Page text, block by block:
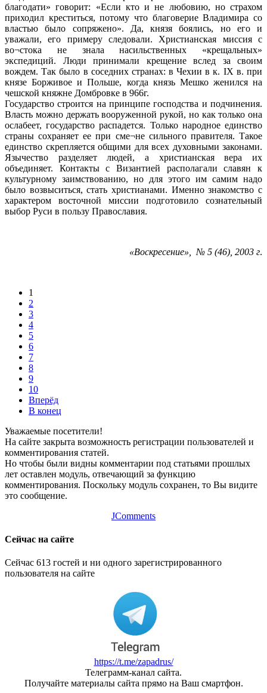
благодати» говорит: «Если кто и не любовию, но страхом
приходил креститься, потому что благоверие Владимира со
властью было сопряжено». Да, князя боялись, но его и
уважали, его примеру следовали. Христианская миссия с
во¬стока не знала насильственных «крещальных»
экспедиций. Люди принимали крещение вслед за своим
вождем. Так было в соседних странах: в Чехии в к. IX в. при
князе Борживое и Польше, когда князь Мешко женился на
чешской княжне Домбровке в 966г.
Государство строится на принципе господства и подчинения.
Власть можно держать вооруженной рукой, но как только она
ослабеет, государство распадется. Только народное единство
страны сохраняет ее при сме¬не сильного правителя. Такое
единство скрепляется общими для всех духовными законами.
Язычество разделяет людей, а христианская вера их
объединяет. Контакты с Византией располагали славян к
культурному заимствованию, но для этого им самим надо
было возвыситься, стать христианами. Именно знакомство с
характером восточной миссии подготовило сознательный
выбор Руси в пользу Православия.
«Воскресение», № 5 (46), 2003 г.
1
2
3
4
5
6
7
8
9
10
Вперёд
В конец
Уважаемые посетители!
На сайте закрыта возможность регистрации пользователей и
комментирования статей.
Но чтобы были видны комментарии под статьями прошлых
лет оставлен модуль, отвечающий за функцию
комментирования. Поскольку модуль сохранен, то Вы видите
это сообщение.
JComments
Сейчас на сайте
Сейчас 613 гостей и ни одного зарегистрированного
пользователя на сайте
https://t.me/zapadrus/
Телеграмм-канал сайта.
Получайте материалы сайта прямо на Ваш смартфон.